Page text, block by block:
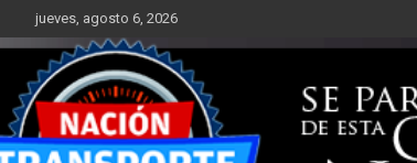
Saltar
al
contenido
jueves, agosto 6, 2026